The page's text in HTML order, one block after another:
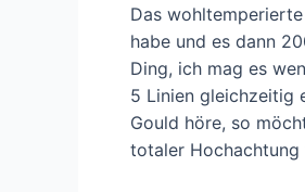
Das
habe und es dann
Ding, ich mag es
5 Linien gleichzeitig
Gould höre, so
totaler